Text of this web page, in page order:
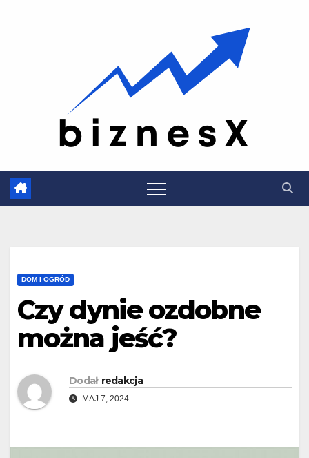
DOM I OGRÓD
Czy dynie ozdobne
można jeść?
Dodał redakcja
MAJ 7, 2024